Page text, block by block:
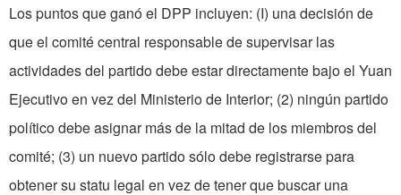
Los puntos que ganó el DPP incluyen: (I) una decisión de
que el comité central responsable de supervisar las
actividades del partido debe estar directamente bajo el Yuan
Ejecutivo en vez del Ministerio de Interior; (2) ningún partido
político debe asignar más de la mitad de los miembros del
comité; (3) un nuevo partido sólo debe registrarse para
obtener su statu legal en vez de tener que buscar una